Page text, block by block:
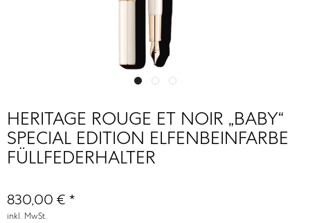
HERITAGE ROUGE ET NOIR „BABY“
SPECIAL EDITION ELFENBEINFARBE
FÜLLFEDERHALTER
830,00 € *
inkl. MwSt.